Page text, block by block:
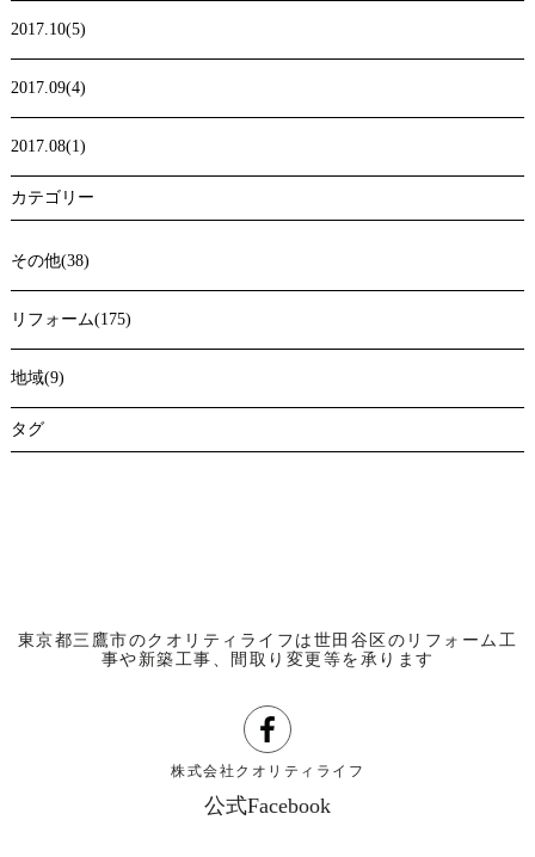
2017.10(5)
2017.09(4)
2017.08(1)
カテゴリー
その他(38)
リフォーム(175)
地域(9)
タグ
東京都三鷹市のクオリティライフは世田谷区のリフォーム工
事や新築工事、間取り変更等を承ります
株式会社クオリティライフ
公式Facebook